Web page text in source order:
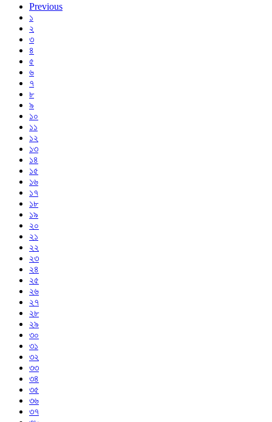
Previous
১
২
৩
৪
৫
৬
৭
৮
৯
১০
১১
১২
১৩
১৪
১৫
১৬
১৭
১৮
১৯
২০
২১
২২
২৩
২৪
২৫
২৬
২৭
২৮
২৯
৩০
৩১
৩২
৩৩
৩৪
৩৫
৩৬
৩৭